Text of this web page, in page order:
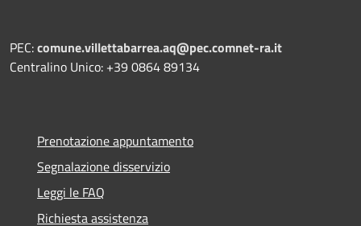
PEC:comune.villettabarrea.aq@pec.comnet-ra.it
Centralino Unico: +39 0864 89134
Prenotazione appuntamento
Segnalazione disservizio
Leggi le FAQ
Richiesta assistenza